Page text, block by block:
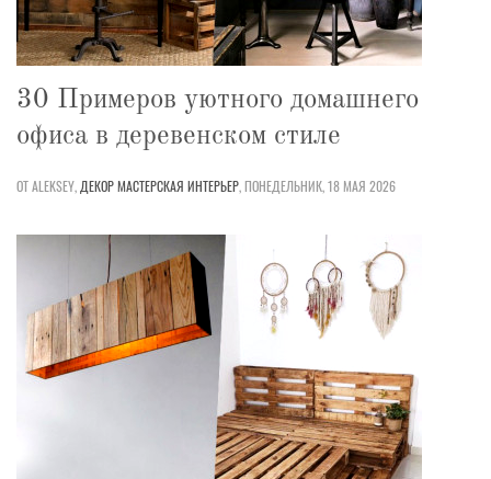
30 Примеров уютного домашнего
офиса в деревенском стиле
ОТ ALEKSEY, ДЕКОРМАСТЕРСКАЯ ИНТЕРЬЕР,ПОНЕДЕЛЬНИК, 18 МАЯ 2026